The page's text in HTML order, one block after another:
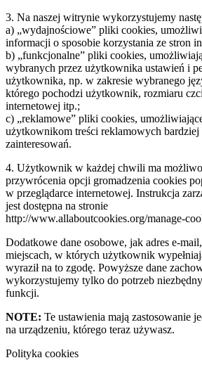
3. Na naszej witrynie wykorzystujemy
a) „wydajnościowe” pliki cookies,
informacji o sposobie korzystania ze stron
b) „funkcjonalne” pliki cookies,
wybranych przez użytkownika ustawień i
użytkownika, np. w zakresie wybranego
którego pochodzi użytkownik, rozmiaru
internetowej itp.;
c) „reklamowe” pliki cookies,
użytkownikom treści reklamowych bardziej
zainteresowań.
4. Użytkownik w każdej chwili ma
przywrócenia opcji gromadzenia cookies
w przeglądarce internetowej. Instrukcja
jest dostępna na stronie
http://www.allaboutcookies.org/manage-
Dodatkowe dane osobowe, jak adres e-
miejscach, w których użytkownik
wyraził na to zgodę. Powyższe dane
wykorzystujemy tylko do potrzeb
funkcji.
NOTE: Te ustawienia mają zastosowanie
na urządzeniu, którego teraz używasz.
Polityka cookies